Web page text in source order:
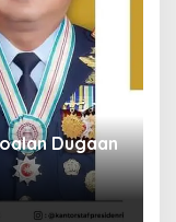
Dugaan